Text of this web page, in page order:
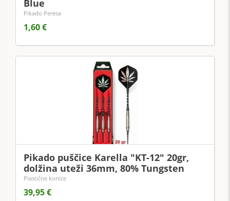
Blue
Pikado Peresa
1,60 €
Pikado puščice Karella "KT-12" 20gr,
dolžina uteži 36mm, 80% Tungsten
Plastične konice
39,95 €